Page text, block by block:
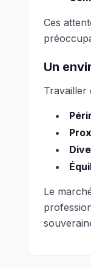
Ces
Un
Travailler
Le